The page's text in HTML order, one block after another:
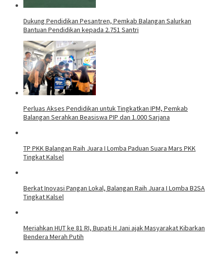
Dukung Pendidikan Pesantren, Pemkab Balangan Salurkan
Bantuan Pendidikan kepada 2.751 Santri
Perluas Akses Pendidikan untuk Tingkatkan IPM, Pemkab
Balangan Serahkan Beasiswa PIP dan 1.000 Sarjana
TP PKK Balangan Raih Juara I Lomba Paduan Suara Mars PKK
Tingkat Kalsel
Berkat Inovasi Pangan Lokal, Balangan Raih Juara I Lomba B2SA
Tingkat Kalsel
Meriahkan HUT ke 81 RI, Bupati H Jani ajak Masyarakat Kibarkan
Bendera Merah Putih